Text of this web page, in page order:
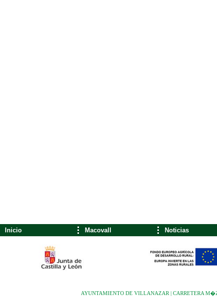
Inicio Macovall Noticias
AYUNTAMIENTO DE VILLANAZAR | CARRETERA